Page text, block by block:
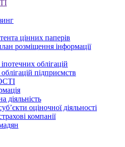
цінних паперів
розміщення інформації
облігацій
підприємств
діяльність
оціночної діяльності
компанії